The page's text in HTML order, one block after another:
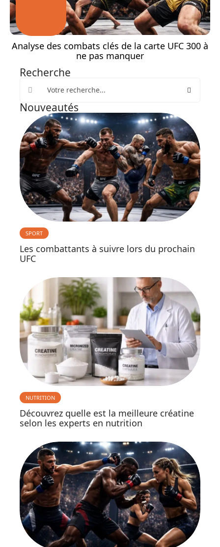
Analyse des combats clés de la carte UFC 300 à
ne pas manquer
Recherche
Nouveautés
SPORT
Les combattants à suivre lors du prochain
UFC
NUTRITION
Découvrez quelle est la meilleure créatine
selon les experts en nutrition